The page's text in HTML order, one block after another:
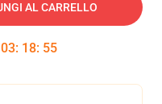
AL CARRELLO
03: 18: 54